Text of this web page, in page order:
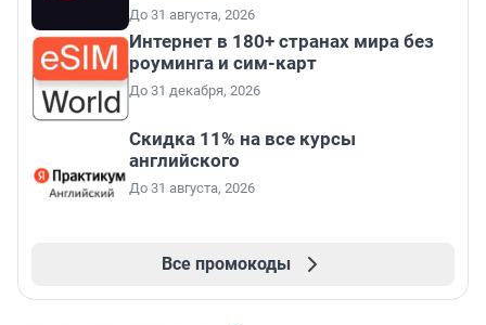
До 31 августа, 2026
Интернет в 180+ странах мира без
роуминга и сим-карт
До 31 декабря, 2026
Скидка 11% на все курсы
английского
До 31 августа, 2026
Все промокоды